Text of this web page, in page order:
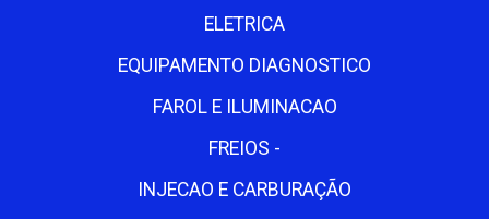
ELETRICA
EQUIPAMENTO DIAGNOSTICO
FAROL E ILUMINACAO
FREIOS -
INJECAO E CARBURAÇÃO